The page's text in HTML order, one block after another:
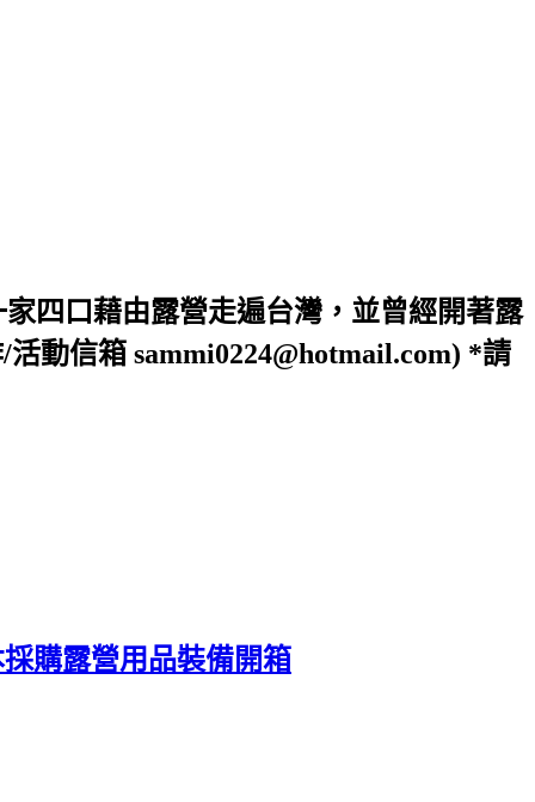
四口藉由露營走遍台灣，並曾經開著露
動信箱 sammi0224@hotmail.com) *請
採購露營用品裝備開箱